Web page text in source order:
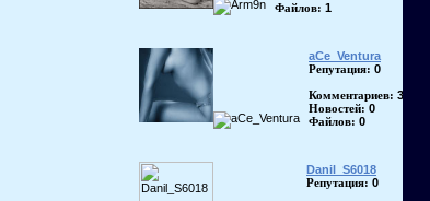
Файлов: 1
aCe_Ventura
Репутация: 0
Комментариев: 3
Новостей: 0
Файлов: 0
Danil_S6018
Репутация: 0